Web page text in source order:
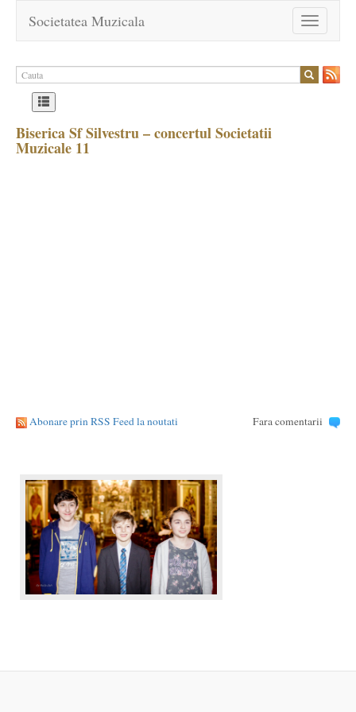
Toggle
navigation
Societatea Muzicala
Biserica Sf Silvestru – concertul Societatii
Muzicale 11
Abonare prin RSS Feed la noutati Fara comentarii